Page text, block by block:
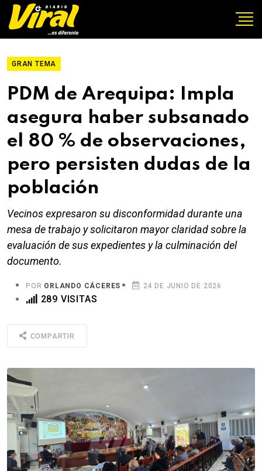
GRAN TEMA
PDM de Arequipa: Impla
asegura haber subsanado
el 80 % de observaciones,
pero persisten dudas de la
población
Vecinos expresaron su disconformidad durante una
mesa de trabajo y solicitaron mayor claridad sobre la
evaluación de sus expedientes y la culminación del
documento.
POR ORLANDO CÁCERES 24 DE JUNIO DE 2026
289 VISITAS
COMPARTIR